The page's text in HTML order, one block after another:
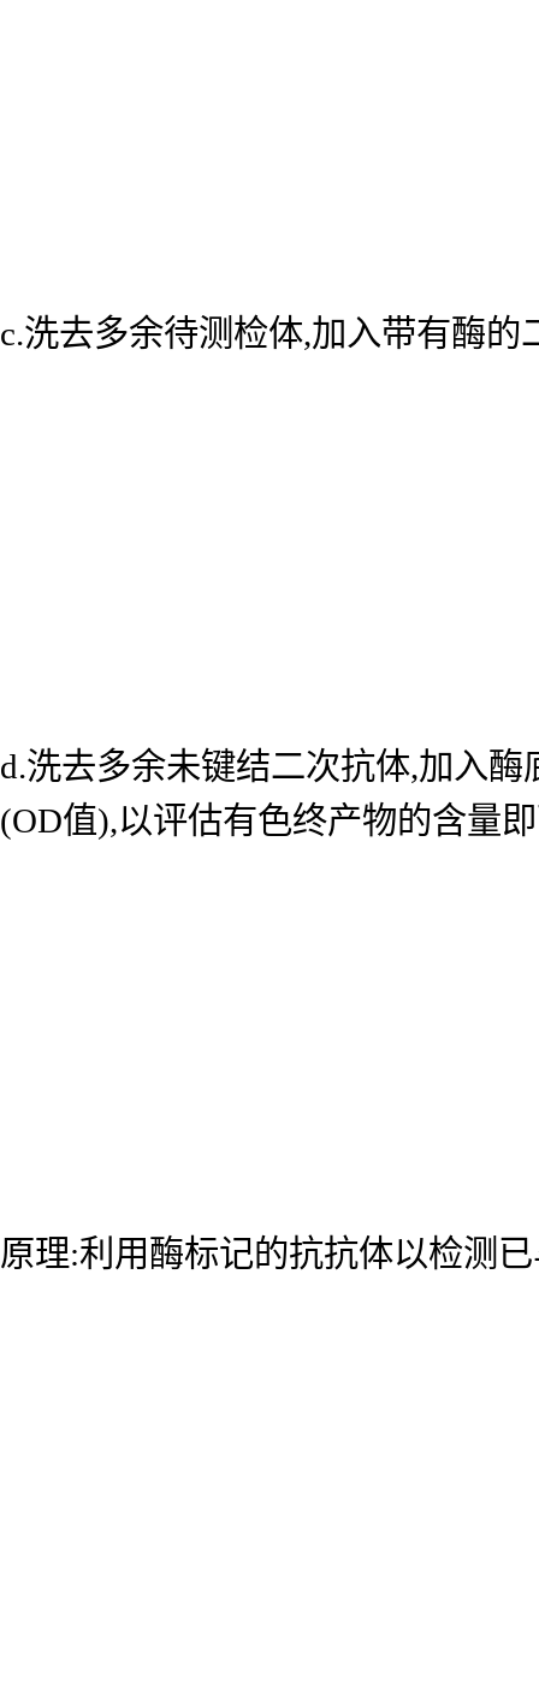
c.洗去多余待测检体,加入带有酶
d.洗去多余未键结二次抗体,加入
(OD值),以评估有色终产物的含量
原理:利用酶标记的抗抗体以检测